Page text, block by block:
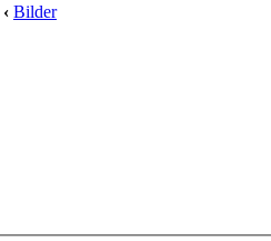
‹ Bilder